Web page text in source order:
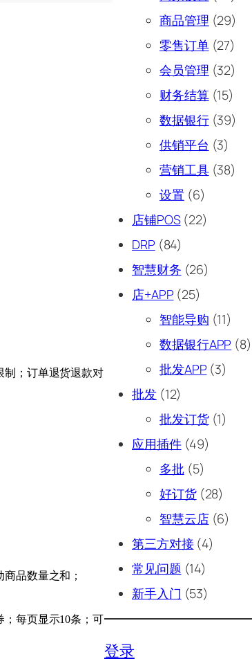
制；订单退货退款对
品数量之和；
每页显示10条；可
商品管理 (29)
零售订单(27)
会员管理 (32)
财务结算(15)
数据银行(39)
供销平台 (3)
营销工具(38)
设置 (6)
店铺POS(22)
DRP (84)
智慧财务 (26)
店+APP (25)
智能导购 (11)
数据银行APP (8)
批发APP (3)
批发(12)
批发订货(1)
应用插件(49)
多批 (5)
好订货(28)
智慧云店(6)
第三方对接(4)
常见问题 (14)
新手入门 (53)
登录